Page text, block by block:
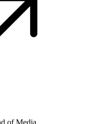
of Media